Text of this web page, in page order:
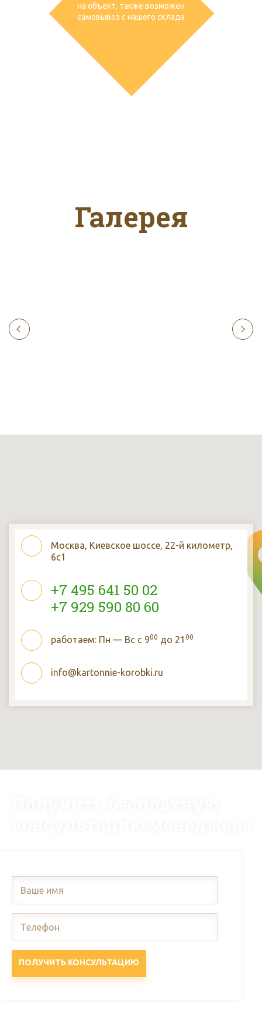
на объект, также возможен
самовывоз с нашего склада
Галерея
Москва, Киевское шоссе, 22-й километр,
6с1
+7 495 641 50 02
+7 929 590 80 60
работаем: Пн — Вс с 900 до 21 00
info@kartonnie-korobki.ru
ПОЛУЧИТЬ КОНСУЛЬТАЦИЮ